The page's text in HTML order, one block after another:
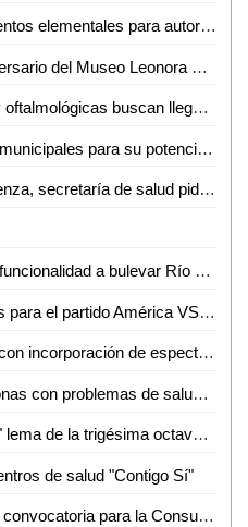
Concluye curso de conocimientos elementales para autoridades municipales de las zonas media y huasteca
Actividades por el tercer aniversario del Museo Leonora Carrington Xilitla
Brigadas médicas auditivas y oftalmológicas buscan llegar a más necesitados
Modernización de mercados municipales para su potencialización y mejor posicionamiento
Ante primeros casos de influenza, secretaría de salud pide reforzar cuidados
Acciones coordinadas darán funcionalidad a bulevar Río Santiago
El que se hayan rifado boletos para el partido América VS Atlético de san Luis, es señal de empatía
Presentan programa cultural con incorporación de espectáculos internacionales
Brigadas médicas para personas con problemas de salud llevarán a Tanlajás
Trascender del nuevo hábitat" lema de la trigésima octava Semana del Hábitat de la UASLP
de salud "Contigo Sí"
Aprueban la publicación de la convocatoria para la Consulta Ciudadana para Personas con Discapacidad